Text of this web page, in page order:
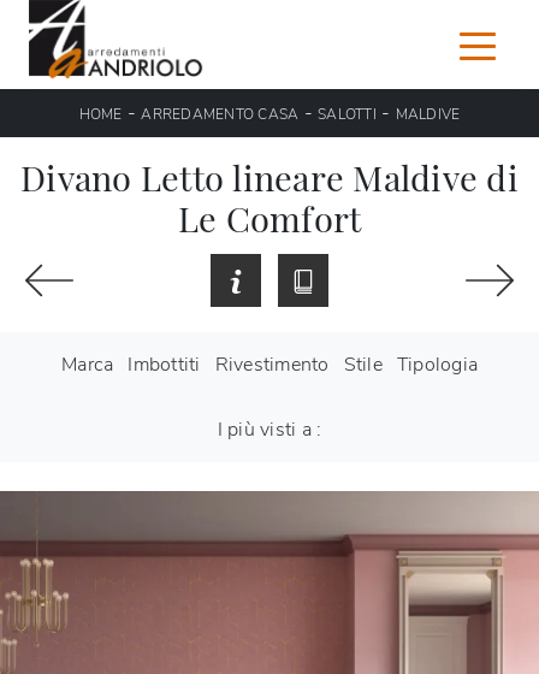
HOME -ARREDAMENTO CASA -SALOTTI - MALDIVE
Divano Letto lineare Maldive di
Le Comfort
Marca Imbottiti Rivestimento Stile Tipologia
I più visti a :